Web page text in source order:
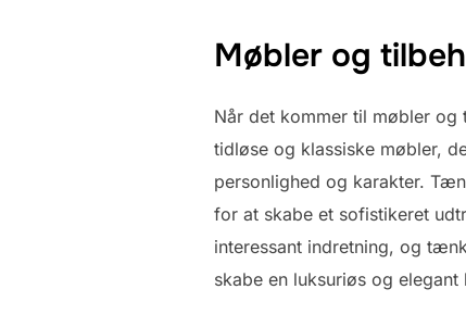
Møbler og
Når det kommer til møbler
tidløse og klassiske møbler,
personlighed og karakter.
for at skabe et sofistikeret
interessant indretning, og
skabe en luksuriøs og